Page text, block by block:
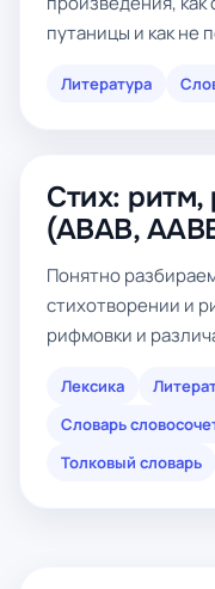
путаницы и как не
Литература
Стих:
(ABAB,
Понятно
стихотворении и
рифмовки и
Лексика
Словарь
Толковый словарь